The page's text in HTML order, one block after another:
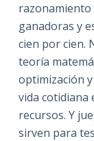
ganadoras y
cien por cien.
teoría
optimización
vida cotidiana
recursos. Y
sirven para